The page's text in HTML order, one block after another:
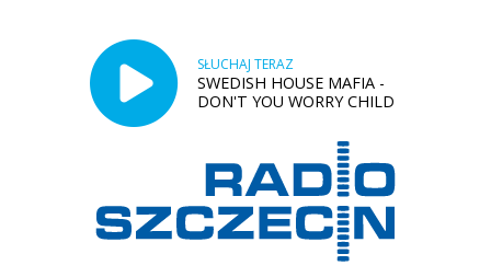
SŁUCHAJ TERAZ
SWEDISH HOUSE MAFIA -
DON'T YOU WORRY CHILD